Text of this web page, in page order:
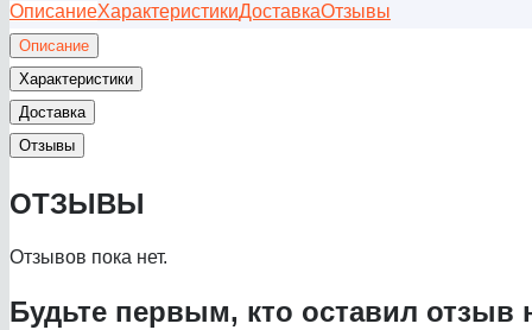
ОписаниеХарактеристикиДоставкаОтзывы
Описание
Характеристики
Доставка
Отзывы
ОТЗЫВЫ
Отзывов пока нет.
Будьте первым, кто оставил отзыв